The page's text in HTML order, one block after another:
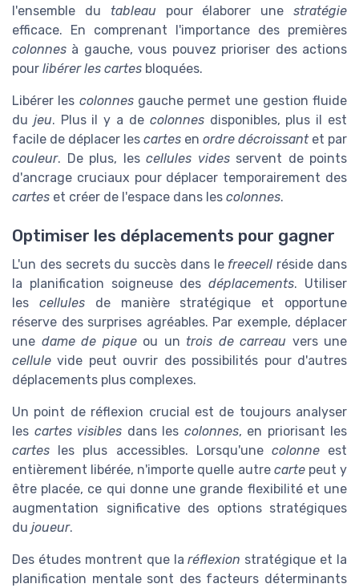
l'ensemble du tableau pour élaborer unestratégie
efficace. En comprenant l'importance des premières
colonnes à gauche, vous pouvez prioriser des actions
pour libérer les cartes bloquées.
Libérer les colonnesgauche permet une gestion fluide
du jeu. Plus il y a de colonnesdisponibles, plus il est
facile de déplacer les cartes en ordre décroissantet par
couleur. De plus, les cellules videsservent de points
d'ancrage cruciaux pour déplacer temporairement des
cartes et créer de l'espace dans les colonnes.
Optimiser les déplacements pour gagner
L'un des secrets du succès dans le freecell réside dans
la planification soigneuse desdéplacements. Utiliser
les cellulesde manière stratégique et opportune
réserve des surprises agréables. Par exemple, déplacer
une dame de piqueou un trois de carreau vers une
cellule vide peut ouvrir des possibilités pour d'autres
déplacements plus complexes.
Un point de réflexion crucial est de toujours analyser
les cartes visibles dans les colonnes, en priorisant les
cartes les plus accessibles. Lorsqu'une colonneest
entièrement libérée, n'importe quelle autre cartepeut y
être placée, ce qui donne une grande flexibilité et une
augmentation significative des options stratégiques
du joueur.
Des études montrent que laréflexion stratégique et la
planification mentale sont des facteurs déterminants